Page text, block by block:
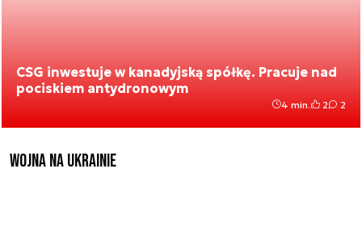
CSG inwestuje w kanadyjską spółkę. Pracuje nad
pociskiem antydronowym
4 min. 2 2
Wojna na Ukrainie